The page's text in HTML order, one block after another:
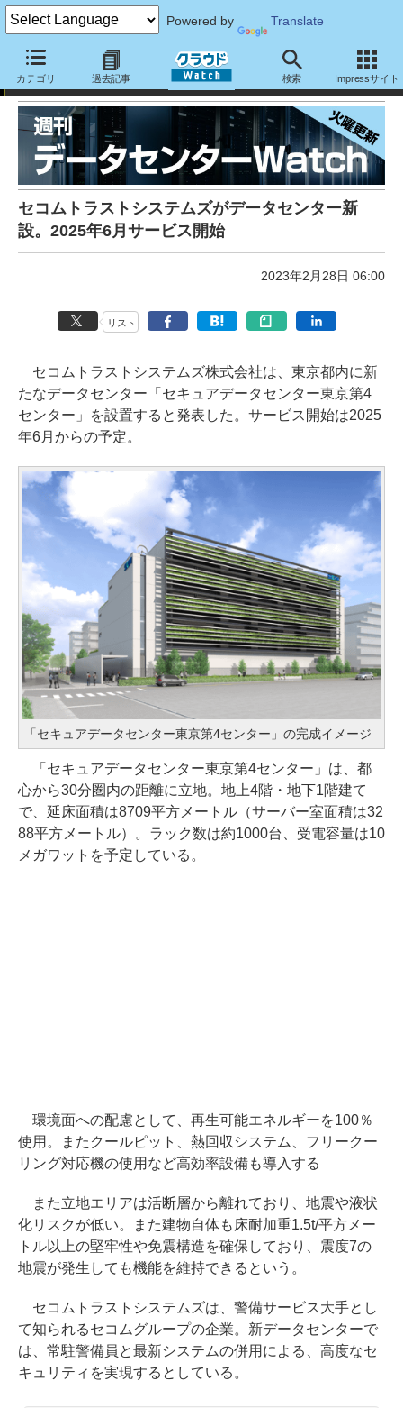
Powered by Translate
カテゴリ 過去記事 検索 Impressサイト
週刊データセンターWatch：
セコムトラストシステムズがデータセンター新
設。2025年6月サービス開始
2023年2月28日 06:00
リスト
セコムトラストシステムズ株式会社は、東京都内に新
たなデータセンター「セキュアデータセンター東京第4
センター」を設置すると発表した。サービス開始は2025
年6月からの予定。
「セキュアデータセンター東京第4センター」の完成イメージ
「セキュアデータセンター東京第4センター」は、都
心から30分圏内の距離に立地。地上4階・地下1階建て
で、延床面積は8709平方メートル（サーバー室面積は32
88平方メートル）。ラック数は約1000台、受電容量は10
メガワットを予定している。
環境面への配慮として、再生可能エネルギーを100％
使用。またクールピット、熱回収システム、フリークー
リング対応機の使用など高効率設備も導入する
また立地エリアは活断層から離れており、地震や液状
化リスクが低い。また建物自体も床耐加重1.5t/平方メー
トル以上の堅牢性や免震構造を確保しており、震度7の
地震が発生しても機能を維持できるという。
セコムトラストシステムズは、警備サービス大手とし
て知られるセコムグループの企業。新データセンターで
は、常駐警備員と最新システムの併用による、高度なセ
キュリティを実現するとしている。